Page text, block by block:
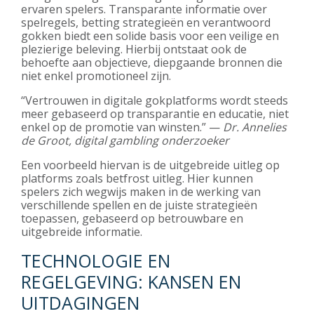
ervaren spelers. Transparante informatie over
spelregels, betting strategieën en verantwoord
gokken biedt een solide basis voor een veilige en
plezierige beleving. Hierbij ontstaat ook de
behoefte aan objectieve, diepgaande bronnen die
niet enkel promotioneel zijn.
“Vertrouwen in digitale gokplatforms wordt steeds
meer gebaseerd op transparantie en educatie, niet
enkel op de promotie van winsten.” — Dr. Annelies
de Groot, digital gambling onderzoeker
Een voorbeeld hiervan is de uitgebreide uitleg op
platforms zoals betfrost uitleg. Hier kunnen
spelers zich wegwijs maken in de werking van
verschillende spellen en de juiste strategieën
toepassen, gebaseerd op betrouwbare en
uitgebreide informatie.
TECHNOLOGIE EN
REGELGEVING: KANSEN EN
UITDAGINGEN